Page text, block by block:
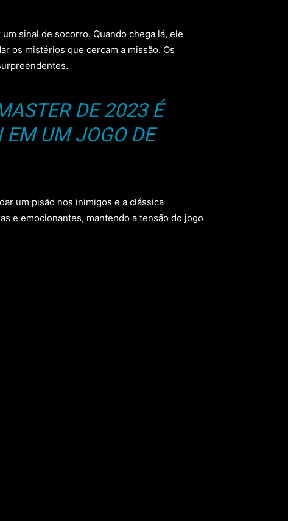
sinal de socorro. Quando chega lá, ele
os mistérios que cercam a missão. Os
DE 2023 É
EM UM JOGO DE
um pisão nos inimigos e a clássica
e emocionantes, mantendo a tensão do jogo